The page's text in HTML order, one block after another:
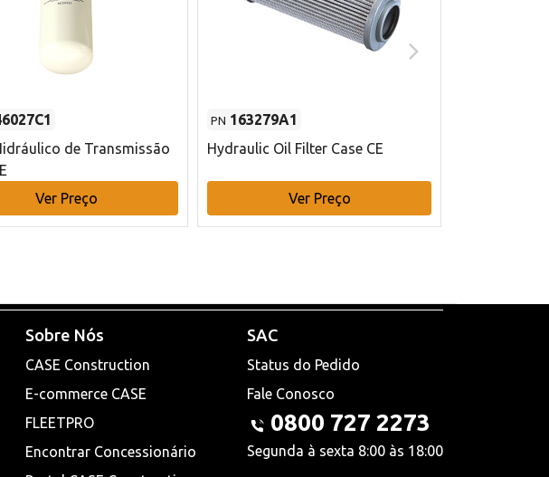
de Transmissão
Ver Preço
PN 163279A1
Hydraulic Oil Filter Case CE
Ver Preço
Sobre Nós
CASE Construction
E-commerce CASE
FLEETPRO
Encontrar Concessionário
SAC
Status do Pedido
Fale Conosco
0800 727 2273
Segunda à sexta 8:00 às 18:00